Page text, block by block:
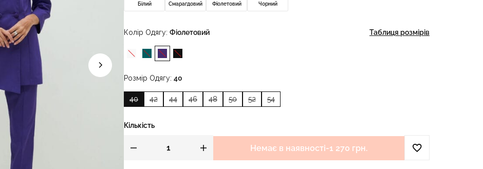
Білий Смарагдовий Фіолетовий Чорний
Колір Одягу Фіолетовий
Розмір Одягу 40
40 42 44 46 48 50 52 54
Таблиця розмірів
Кількість
Немає в наявності-1 270 грн.